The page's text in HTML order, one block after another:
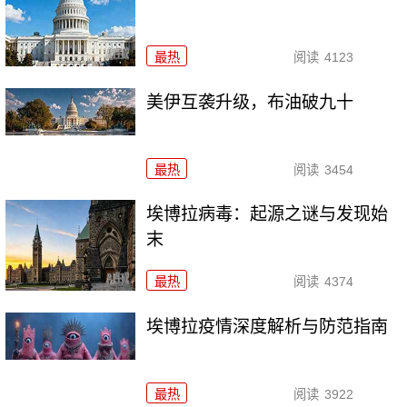
最热 阅读 4123
美伊互袭升级，布油破九十
最热 阅读 3454
埃博拉病毒：起源之谜与发现始
末
最热 阅读 4374
埃博拉疫情深度解析与防范指南
最热 阅读 3922